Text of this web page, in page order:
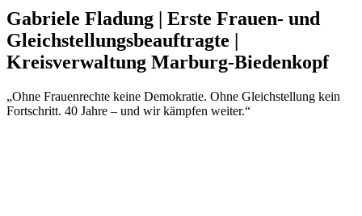
Gabriele Fladung | Erste Frauen- und
Gleichstellungsbeauftragte |
Kreisverwaltung Marburg-Biedenkopf
„Ohne Frauenrechte keine Demokratie. Ohne Gleichstellung kein
Fortschritt. 40 Jahre – und wir kämpfen weiter.“